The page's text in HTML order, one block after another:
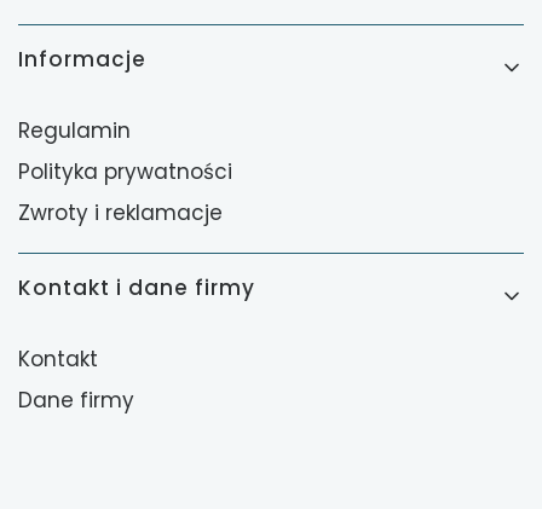
Informacje
Regulamin
Polityka prywatności
Zwroty i reklamacje
Kontakt i dane firmy
Kontakt
Dane firmy